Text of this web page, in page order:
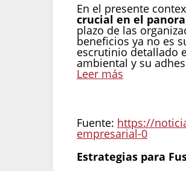
En el presente
crucial en el
plazo de las
beneficios ya no es
escrutinio detallado
ambiental y su
Leer más
Fuente: https://
empresarial-0
Estrategias para